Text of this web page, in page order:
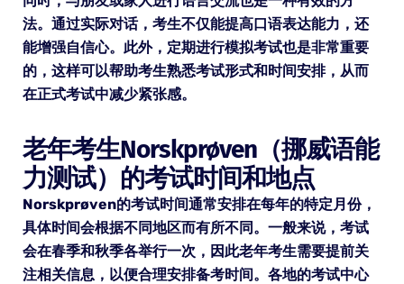
法。通过实际对话，考生不仅能提高口语表达能力，还
能增强自信心。此外，定期进行模拟考试也是非常重要
的，这样可以帮助考生熟悉考试形式和时间安排，从而
在正式考试中减少紧张感。
老年考生Norskprøven（挪威语能
力测试）的考试时间和地点
Norskprøven的考试时间通常安排在每年的特定月份，
具体时间会根据不同地区而有所不同。一般来说，考试
会在春季和秋季各举行一次，因此老年考生需要提前关
注相关信息，以便合理安排备考时间。各地的考试中心